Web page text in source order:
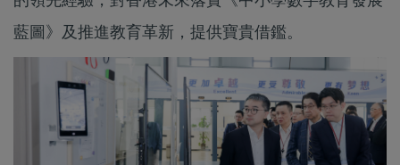
藍圖》及推進教育革新，提供寶貴借鑑。